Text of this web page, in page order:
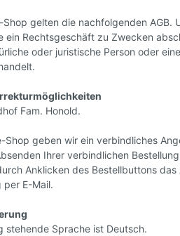
gelten die nachfolgenden
ein Rechtsgeschäft zu Zwecken
oder juristische Person oder
Fam. Honold.
Shop geben wir ein verbindliches
Ihrer verbindlichen
Anklicken des Bestellbuttons
per E-Mail.
stehende Sprache ist Deutsch.